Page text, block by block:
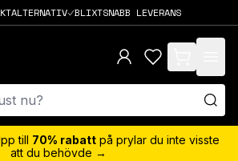
BLIXTSNABB LEVERANS
items in cart,
till 70% rabatt på prylar du inte visste
att du behövde →